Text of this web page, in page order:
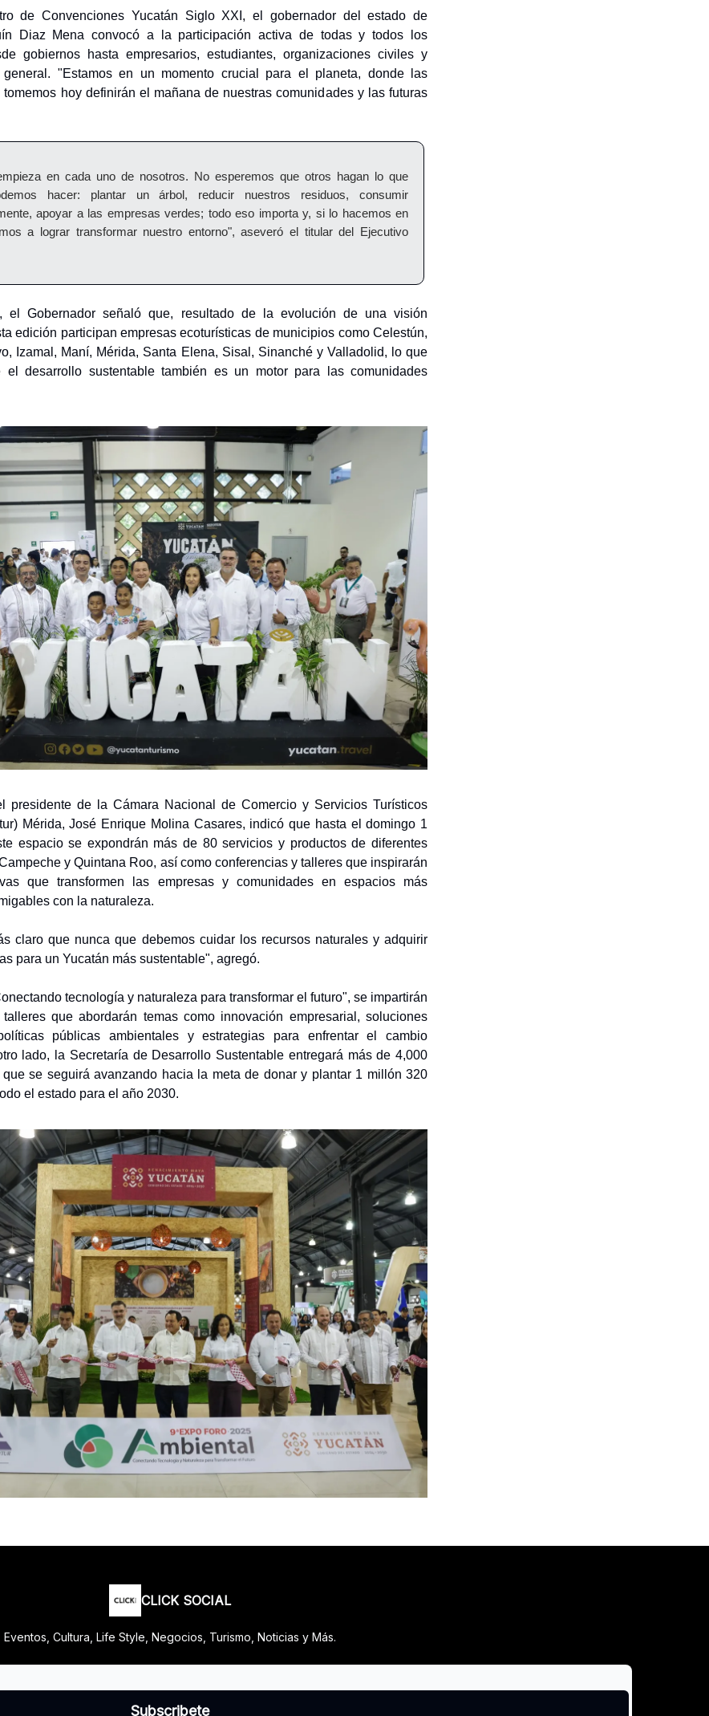
de Convenciones Yucatán Siglo XXI, el gobernador del estado de
Diaz Mena convocó a la participación activa de todas y todos los
gobiernos hasta empresarios, estudiantes, organizaciones civiles y
"Estamos en un momento crucial para el planeta, donde las
hoy definirán el mañana de nuestras comunidades y las futuras
en cada uno de nosotros. No esperemos que otros hagan lo que
hacer: plantar un árbol, reducir nuestros residuos, consumir
apoyar a las empresas verdes; todo eso importa y, si lo hacemos en
a lograr transformar nuestro entorno", aseveró el titular del Ejecutivo
el Gobernador señaló que, resultado de la evolución de una visión
edición participan empresas ecoturísticas de municipios como Celestún,
Izamal, Maní, Mérida, Santa Elena, Sisal, Sinanché y Valladolid, lo que
el desarrollo sustentable también es un motor para las comunidades
presidente de la Cámara Nacional de Comercio y Servicios Turísticos
Mérida, José Enrique Molina Casares, indicó que hasta el domingo 1
espacio se expondrán más de 80 servicios y productos de diferentes
y Quintana Roo, así como conferencias y talleres que inspirarán
que transformen las empresas y comunidades en espacios más
con la naturaleza.
claro que nunca que debemos cuidar los recursos naturales y adquirir
para un Yucatán más sustentable", agregó.
tecnología y naturaleza para transformar el futuro", se impartirán
que abordarán temas como innovación empresarial, soluciones
públicas ambientales y estrategias para enfrentar el cambio
lado, la Secretaría de Desarrollo Sustentable entregará más de 4,000
se seguirá avanzando hacia la meta de donar y plantar 1 millón 320
el estado para el año 2030.
CLICK SOCIAL
Eventos, Cultura, Life Style, Negocios, Turismo, Noticias y Más.